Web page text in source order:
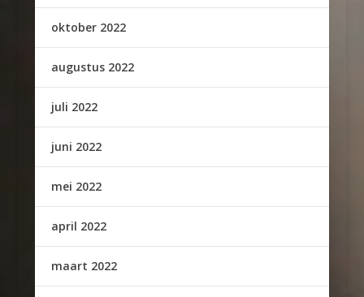
oktober 2022
augustus 2022
juli 2022
juni 2022
mei 2022
april 2022
maart 2022